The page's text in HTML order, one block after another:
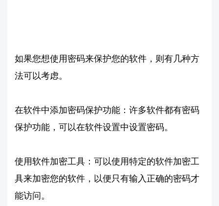
如果您想使用密码来保护您的软件，则有几种方
法可以考虑。
在软件中添加密码保护功能：许多软件都有密码
保护功能，可以在软件设置中设置密码。
使用软件加密工具：可以使用特定的软件加密工
具来加密您的软件，以便只有输入正确的密码才
能访问。